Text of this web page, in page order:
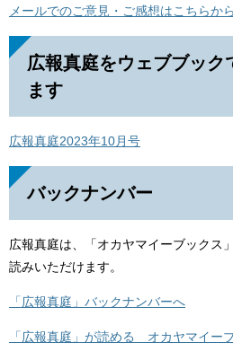
メールでのご意見・ご感想はこちらから
広報真庭をウェブブック
ます
広報真庭2023年10月号
バックナンバー
広報真庭は、「オカヤマイーブックス
読みいただけます。
「広報真庭」バックナンバーへ
「広報真庭」が読める オカヤマイー